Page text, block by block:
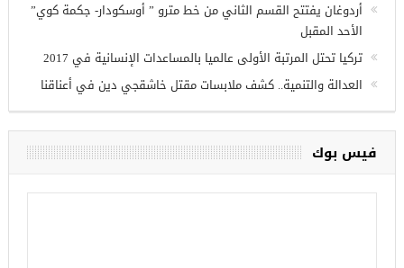
تركيا تنشئ 3 مستشفيات في مناطق درع الفرات بسوريا
أردوغان يفتتح القسم الثاني من خط مترو ” أوسكودار- جكمة كوي”
الأحد المقبل
تركيا تحتل المرتبة الأولى عالميا بالمساعدات الإنسانية في 2017
العدالة والتنمية.. كشف ملابسات مقتل خاشقجي دين في أعناقنا